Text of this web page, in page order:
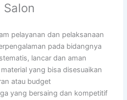
pelayanan dan pelaksanaan
pada bidangnya
lancar dan aman
yang bisa disesuaikan
atau budget
yang bersaing dan kompetitif